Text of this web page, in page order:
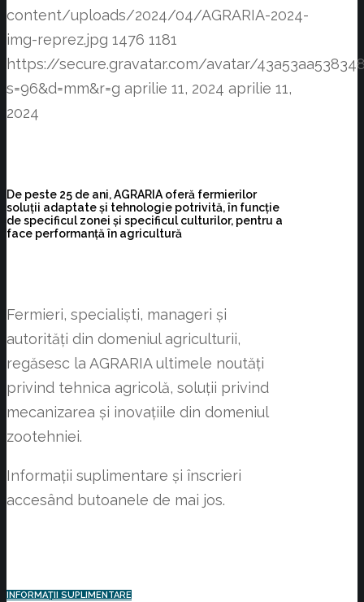
content/uploads/2024/04/AGRARIA-2024-
img-reprez.jpg 1476 1181
https://secure.gravatar.com/avatar/
s=96&d=mm&r=g aprilie 11, 2024 aprilie 11,
2024
De peste 25 de ani, AGRARIA oferă fermierilor
soluţii adaptate şi tehnologie potrivită, în funcţie
de specificul zonei și specificul culturilor, pentru a
face performanţă în agricultură
Fermieri, specialiști, manageri și
autorități din domeniul agriculturii,
regăsesc la AGRARIA ultimele noutăți
privind tehnica agricolă, soluții privind
mecanizarea și inovațiile din domeniul
zootehniei.
Informații suplimentare și înscrieri
accesând butoanele de mai jos.
INFORMAȚII SUPLIMENTARE